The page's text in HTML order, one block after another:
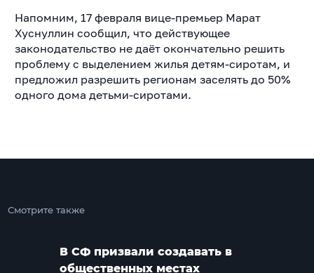
Напомним, 17 февраля вице-премьер Марат
Хуснуллин сообщил, что действующее
законодательство не даёт окончательно решить
проблему с выделением жилья детям-сиротам, и
предложил разрешить регионам заселять до 50%
одного дома детьми-сиротами.
Смотрите также
В СФ призвали создавать в
общественных местах